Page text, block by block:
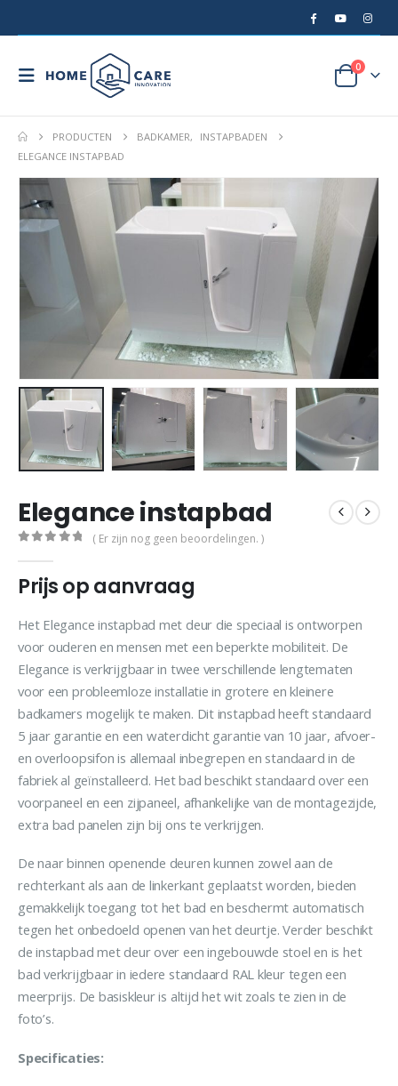
0
PRODUCTEN BADKAMER,
INSTAPBADEN
ELEGANCE INSTAPBAD
Elegance instapbad
( Er zijn nog geen beoordelingen. )
Prijs op aanvraag
Het Elegance instapbad met deur die speciaal is ontworpen
voor ouderen en mensen met een beperkte mobiliteit. De
Elegance is verkrijgbaar in twee verschillende lengtematen
voor een probleemloze installatie in grotere en kleinere
badkamers mogelijk te maken. Dit instapbad heeft standaard
5 jaar garantie en een waterdicht garantie van 10 jaar, afvoer-
en overloopsifon is allemaal inbegrepen en standaard in de
fabriek al geïnstalleerd. Het bad beschikt standaard over een
voorpaneel en een zijpaneel, afhankelijke van de montagezijde,
extra bad panelen zijn bij ons te verkrijgen.
De naar binnen openende deuren kunnen zowel aan de
rechterkant als aan de linkerkant geplaatst worden, bieden
gemakkelijk toegang tot het bad en beschermt automatisch
tegen het onbedoeld openen van het deurtje. Verder beschikt
de instapbad met deur over een ingebouwde stoel en is het
bad verkrijgbaar in iedere standaard RAL kleur tegen een
meerprijs. De basiskleur is altijd het wit zoals te zien in de
foto’s.
Specificaties: